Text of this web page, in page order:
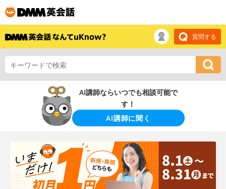
質問する
AI講師ならいつでも相談可能で
す！
AI講師に聞く